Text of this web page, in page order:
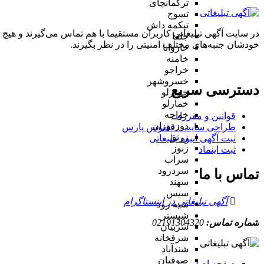
ترکمانچای
تسوج
تیکمه داش
جلفا
خاروانا
خامنه
خراجو
خسروشهر
خضرلو
خمارلو
خواجه
دوزدوزان
زرنق
زنوز
سراب
سردرود
سهند
سیس
سیه رود
شبستر
شربیان
شرفخانه
شندآباد
صوفیان
در سایت آگهی تبلیغاتی کاربران مستقیما با هم تماس می‌گیرند و
خودشان جنبه‌های مختلف امنیتی را در نظر بگیرند.
دسترسی سریع
قوانین و مقررات
طراحی سایت : ققنوس پارس
ثبت آگهی انبوه تبلیغاتی
ثبت اینماد
تماس با ما
آگهی تبلیغاتی در اینستاگرام
شماره تماس: 02191304320